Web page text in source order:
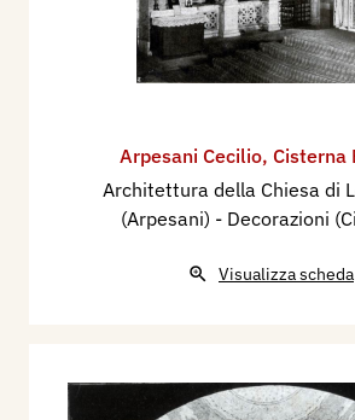
Arpesani Cecilio, Cisterna
Architettura della Chiesa di
(Arpesani) - Decorazioni
Visualizza scheda